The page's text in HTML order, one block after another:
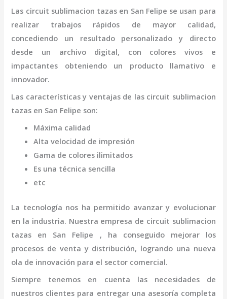
Las circuit sublimacion tazas en San Felipe se usan para
realizar trabajos rápidos de mayor calidad,
concediendo un resultado personalizado y directo
desde un archivo digital, con colores vivos e
impactantes obteniendo un producto llamativo e
innovador.
Las características y ventajas de las circuit sublimacion
tazas en San Felipe son:
Máxima calidad
Alta velocidad de impresión
Gama de colores ilimitados
Es una técnica sencilla
etc
La tecnología nos ha permitido avanzar y evolucionar
en la industria. Nuestra empresa de circuit sublimacion
tazas en San Felipe , ha conseguido mejorar los
procesos de venta y distribución, logrando una nueva
ola de innovación para el sector comercial.
Siempre tenemos en cuenta las necesidades de
nuestros clientes para entregar una asesoría completa